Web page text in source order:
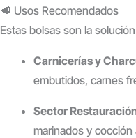
🥩 Usos Recomendados
Estas bolsas son la
Carnicerías y
embutidos, carnes
Sector
marinados y cocción